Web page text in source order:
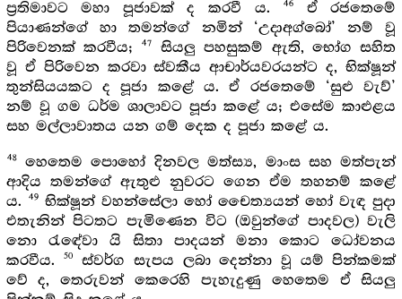
ප්‍රතිමාවට මහා පූජාවක් ද කරවී ය. 46
ඒ රජතෙමේ
පියාණන්ගේ හා තමන්ගේ නමින් ‘උදාඅග්බෝ’ නම් වූ
පිරිවෙනක් කරවීය;
47
සියලු පහසුකම් ඇති, භෝග සහිත
වූ ඒ පිරිවෙන කරවා ස්වකීය ආචාර්යවරයන්ට ද, භික්ෂූන්
තුන්සියයකට ද පූජා කළේ ය. ඒ රජතෙමේ ‘සුළු වැව්’
නම් වූ ගම ධර්ම ශාලාවට පූජා කළේ ය; එසේම කාළුළය
සහ මල්ලාවාතය යන ගම් දෙක ද පූජා කළේ ය.
48හෙතෙම පොහෝ දිනවල මත්ස්‍ය, මාංස සහ මත්පැන්
ආදිය තමන්ගේ ඇතුළු නුවරට ගෙන ඒම තහනම් කළේ
ය.
49භික්ෂූන් වහන්සේලා හෝ චෛත්‍යයන් හෝ වැඳ පුදා
එතැනින් පිටතට පැමිණෙන විට (ඔවුන්ගේ පාදවල) වැලි
නො රැඳේවා යි සිතා පාදයන් මනා කොට ධෝවනය
කරවීය.
50
ස්වර්ග සැපය ලබා දෙන්නා වූ යම් පින්කමක්
වේ ද, තෙරුවන් කෙරෙහි පැහැදුණු හෙතෙම ඒ සියලු